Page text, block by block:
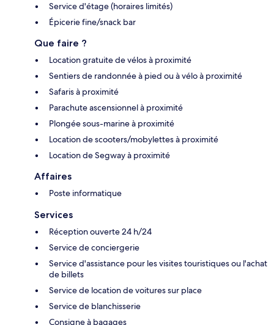
Service d'étage (horaires limités)
Épicerie fine/snack bar
Que faire ?
Location gratuite de vélos à proximité
Sentiers de randonnée à pied ou à vélo à proximité
Safaris à proximité
Parachute ascensionnel à proximité
Plongée sous-marine à proximité
Location de scooters/mobylettes à proximité
Location de Segway à proximité
Affaires
Poste informatique
Services
Réception ouverte 24 h/24
Service de conciergerie
Service d'assistance pour les visites touristiques ou l'achat
de billets
Service de location de voitures sur place
Service de blanchisserie
Consigne à bagages